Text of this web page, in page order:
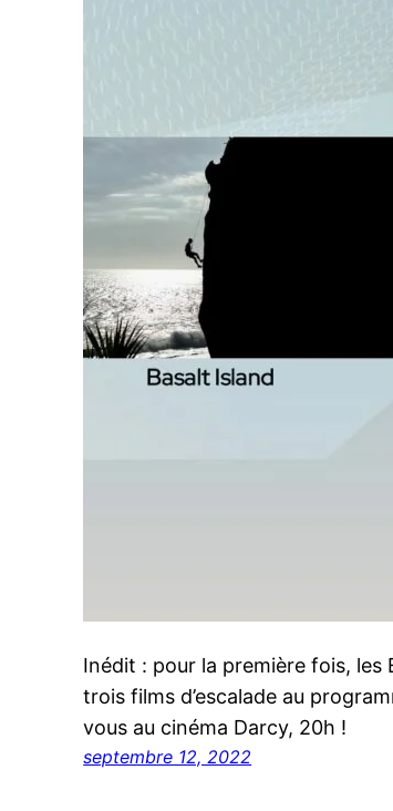
Inédit : pour la première fois, les
trois films d’escalade au
vous au cinéma Darcy, 20h !
septembre 12, 2022